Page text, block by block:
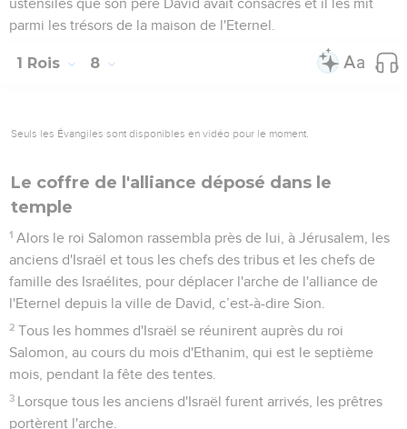
ustensiles que son père David avait consacrés et il les mit
parmi les trésors de la maison de l'Eternel.
1 Rois 8
Seuls les Évangiles sont disponibles en vidéo pour le moment.
Le coffre de l'alliance déposé dans le
temple
1 Alors le roi Salomon rassembla près de lui, à Jérusalem, les
anciens d'Israël et tous les chefs des tribus et les chefs de
famille des Israélites, pour déplacer l'arche de l'alliance de
l'Eternel depuis la ville de David, c’est-à-dire Sion.
2 Tous les hommes d'Israël se réunirent auprès du roi
Salomon, au cours du mois d'Ethanim, qui est le septième
mois, pendant la fête des tentes.
3 Lorsque tous les anciens d'Israël furent arrivés, les prêtres
portèrent l'arche.